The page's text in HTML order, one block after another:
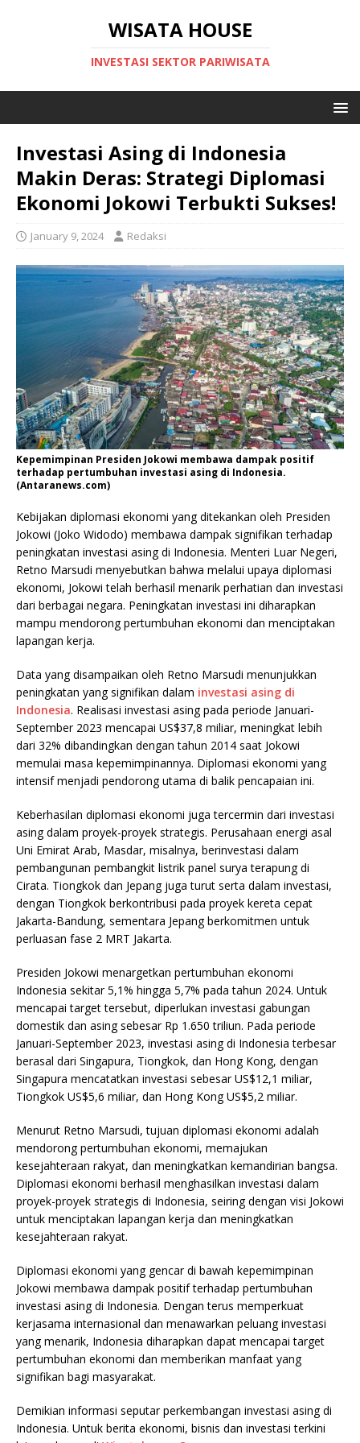
WISATA HOUSE
INVESTASI SEKTOR PARIWISATA
Investasi Asing di Indonesia
Makin Deras: Strategi Diplomasi
Ekonomi Jokowi Terbukti Sukses!
January 9, 2024 Redaksi
Kepemimpinan Presiden Jokowi membawa dampak positif
terhadap pertumbuhan investasi asing di Indonesia.
(Antaranews.com)
Kebijakan diplomasi ekonomi yang ditekankan oleh Presiden
Jokowi (Joko Widodo) membawa dampak signifikan terhadap
peningkatan investasi asing di Indonesia. Menteri Luar Negeri,
Retno Marsudi menyebutkan bahwa melalui upaya diplomasi
ekonomi, Jokowi telah berhasil menarik perhatian dan investasi
dari berbagai negara. Peningkatan investasi ini diharapkan
mampu mendorong pertumbuhan ekonomi dan menciptakan
lapangan kerja.
Data yang disampaikan oleh Retno Marsudi menunjukkan
peningkatan yang signifikan dalam investasi asing di
Indonesia. Realisasi investasi asing pada periode Januari-
September 2023 mencapai US$37,8 miliar, meningkat lebih
dari 32% dibandingkan dengan tahun 2014 saat Jokowi
memulai masa kepemimpinannya. Diplomasi ekonomi yang
intensif menjadi pendorong utama di balik pencapaian ini.
Keberhasilan diplomasi ekonomi juga tercermin dari investasi
asing dalam proyek-proyek strategis. Perusahaan energi asal
Uni Emirat Arab, Masdar, misalnya, berinvestasi dalam
pembangunan pembangkit listrik panel surya terapung di
Cirata. Tiongkok dan Jepang juga turut serta dalam investasi,
dengan Tiongkok berkontribusi pada proyek kereta cepat
Jakarta-Bandung, sementara Jepang berkomitmen untuk
perluasan fase 2 MRT Jakarta.
Presiden Jokowi menargetkan pertumbuhan ekonomi
Indonesia sekitar 5,1% hingga 5,7% pada tahun 2024. Untuk
mencapai target tersebut, diperlukan investasi gabungan
domestik dan asing sebesar Rp 1.650 triliun. Pada periode
Januari-September 2023, investasi asing di Indonesia terbesar
berasal dari Singapura, Tiongkok, dan Hong Kong, dengan
Singapura mencatatkan investasi sebesar US$12,1 miliar,
Tiongkok US$5,6 miliar, dan Hong Kong US$5,2 miliar.
Menurut Retno Marsudi, tujuan diplomasi ekonomi adalah
mendorong pertumbuhan ekonomi, memajukan
kesejahteraan rakyat, dan meningkatkan kemandirian bangsa.
Diplomasi ekonomi berhasil menghasilkan investasi dalam
proyek-proyek strategis di Indonesia, seiring dengan visi Jokowi
untuk menciptakan lapangan kerja dan meningkatkan
kesejahteraan rakyat.
Diplomasi ekonomi yang gencar di bawah kepemimpinan
Jokowi membawa dampak positif terhadap pertumbuhan
investasi asing di Indonesia. Dengan terus memperkuat
kerjasama internasional dan menawarkan peluang investasi
yang menarik, Indonesia diharapkan dapat mencapai target
pertumbuhan ekonomi dan memberikan manfaat yang
signifikan bagi masyarakat.
Demikian informasi seputar perkembangan investasi asing di
Indonesia. Untuk berita ekonomi, bisnis dan investasi terkini